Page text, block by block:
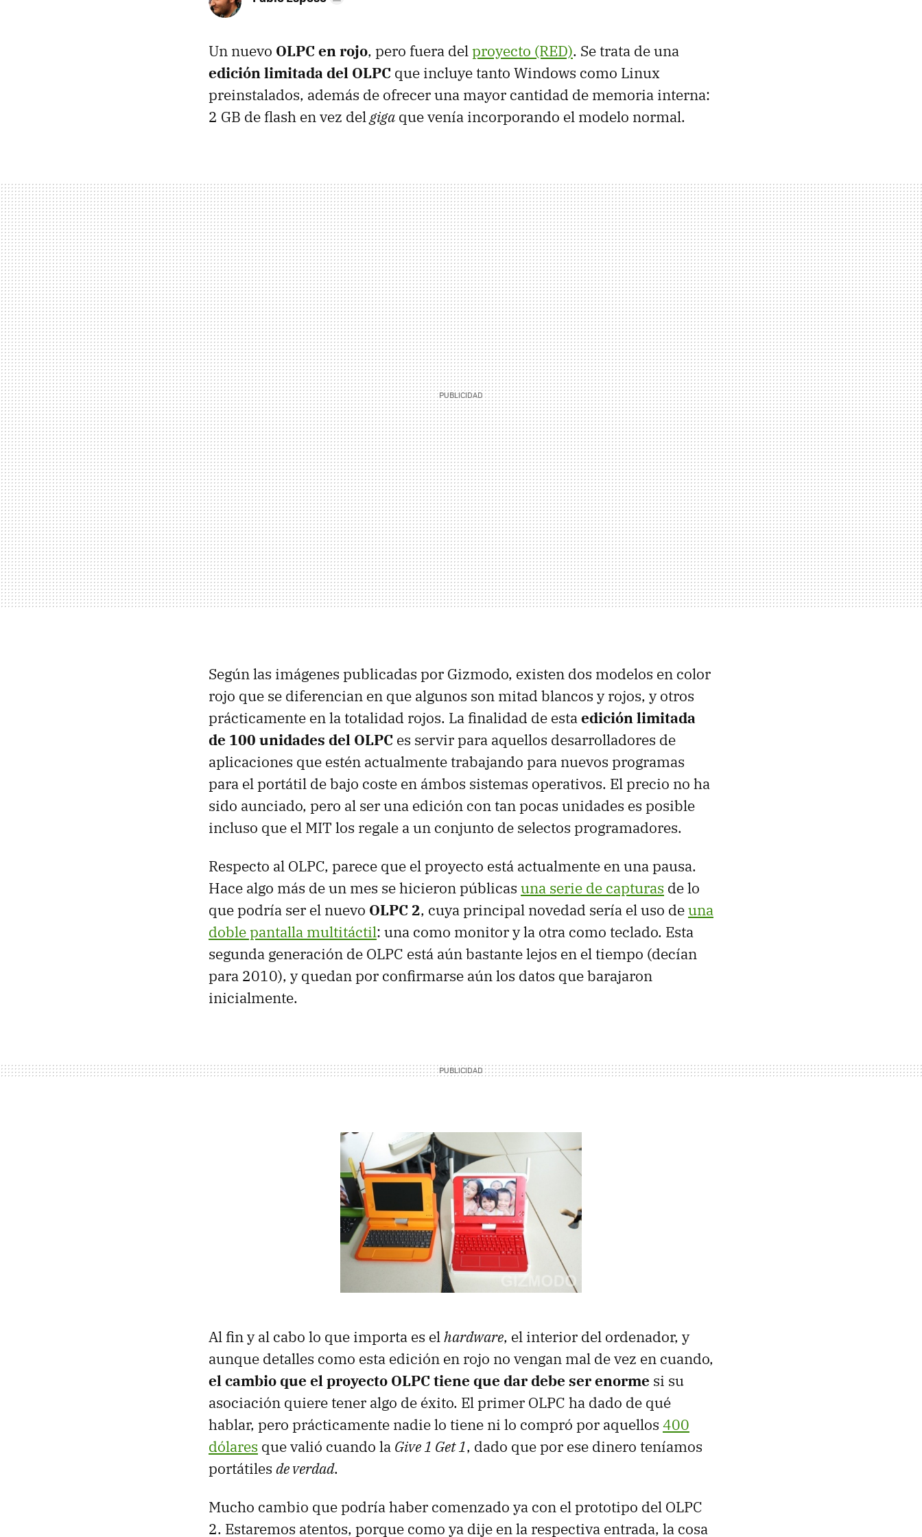
Un nuevo OLPC en rojo, pero fuera delproyecto (RED). Se trata de una
edición limitada del OLPC que incluye tanto Windows como Linux
preinstalados, además de ofrecer una mayor cantidad de memoria interna:
2 GB de flash en vez delgiga que venía incorporando el modelo normal.
Según las imágenes publicadas por Gizmodo, existen dos modelos en color
rojo que se diferencian en que algunos son mitad blancos y rojos, y otros
prácticamente en la totalidad rojos. La finalidad de estaedición limitada
de 100 unidades del OLPC es servir para aquellos desarrolladores de
aplicaciones que estén actualmente trabajando para nuevos programas
para el portátil de bajo coste en ámbos sistemas operativos. El precio no ha
sido aunciado, pero al ser una edición con tan pocas unidades es posible
incluso que el MIT los regale a un conjunto de selectos programadores.
Respecto al OLPC, parece que el proyecto está actualmente en una pausa.
Hace algo más de un mes se hicieron públicas una serie de capturas de lo
que podría ser el nuevo OLPC 2, cuya principal novedad sería el uso deuna
doble pantalla multitáctil: una como monitor y la otra como teclado. Esta
segunda generación de OLPC está aún bastante lejos en el tiempo (decían
para 2010), y quedan por confirmarse aún los datos que barajaron
inicialmente.
Al fin y al cabo lo que importa es elhardware, el interior del ordenador, y
aunque detalles como esta edición en rojo no vengan mal de vez en cuando,
el cambio que el proyecto OLPC tiene que dar debe ser enorme si su
asociación quiere tener algo de éxito. El primer OLPC ha dado de qué
hablar, pero prácticamente nadie lo tiene ni lo compró por aquellos 400
dólares que valió cuando la Give 1 Get 1, dado que por ese dinero teníamos
portátiles de verdad.
Mucho cambio que podría haber comenzado ya con el prototipo del OLPC
2. Estaremos atentos, porque como ya dije en la respectiva entrada, la cosa